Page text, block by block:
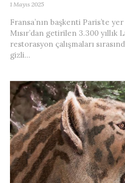
1 Mayıs 2025
Fransa’nın başkenti Paris’te
Mısır’dan getirilen 3.300 yıllık
restorasyon çalışmaları
gizli...